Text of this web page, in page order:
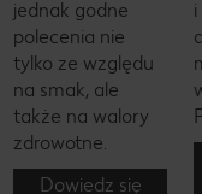
jednak godne
polecenia nie
tylko ze względu
na smak, ale
także na walory
zdrowotne.
Dowiedz się